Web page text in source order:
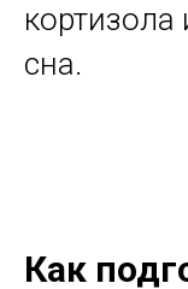
кортизола
сна.
Как